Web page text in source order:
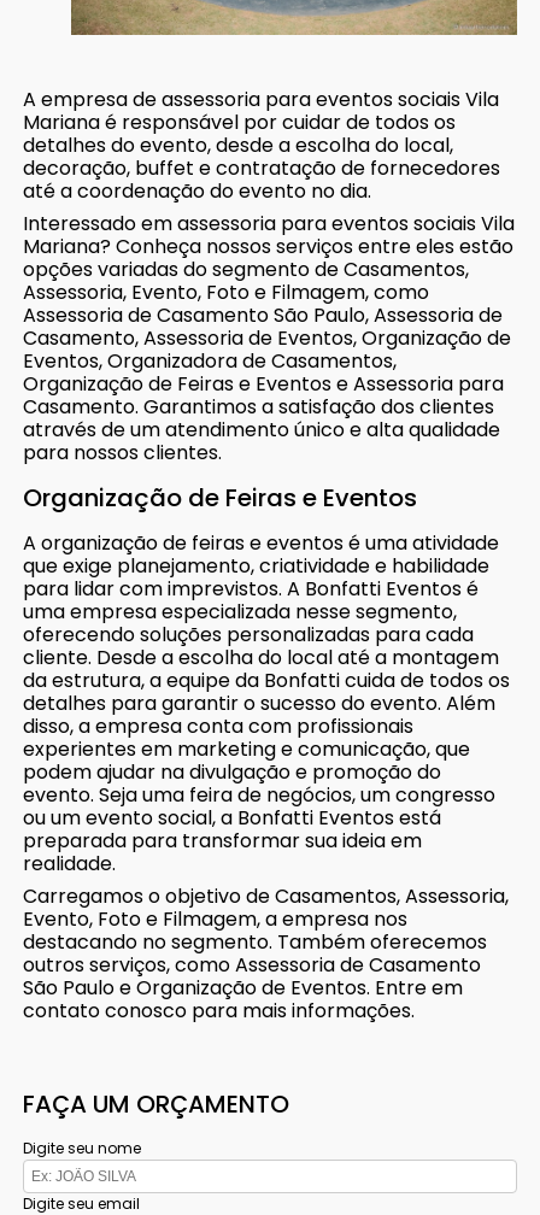
A empresa de assessoria para eventos sociais Vila
Mariana é responsável por cuidar de todos os
detalhes do evento, desde a escolha do local,
decoração, buffet e contratação de fornecedores
até a coordenação do evento no dia.
Interessado em assessoria para eventos sociais Vila
Mariana? Conheça nossos serviços entre eles estão
opções variadas do segmento de Casamentos,
Assessoria, Evento, Foto e Filmagem, como
Assessoria de Casamento São Paulo, Assessoria de
Casamento, Assessoria de Eventos, Organização de
Eventos, Organizadora de Casamentos,
Organização de Feiras e Eventos e Assessoria para
Casamento. Garantimos a satisfação dos clientes
através de um atendimento único e alta qualidade
para nossos clientes.
Organização de Feiras e Eventos
A organização de feiras e eventos é uma atividade
que exige planejamento, criatividade e habilidade
para lidar com imprevistos. A Bonfatti Eventos é
uma empresa especializada nesse segmento,
oferecendo soluções personalizadas para cada
cliente. Desde a escolha do local até a montagem
da estrutura, a equipe da Bonfatti cuida de todos os
detalhes para garantir o sucesso do evento. Além
disso, a empresa conta com profissionais
experientes em marketing e comunicação, que
podem ajudar na divulgação e promoção do
evento. Seja uma feira de negócios, um congresso
ou um evento social, a Bonfatti Eventos está
preparada para transformar sua ideia em
realidade.
Carregamos o objetivo de Casamentos, Assessoria,
Evento, Foto e Filmagem, a empresa nos
destacando no segmento. Também oferecemos
outros serviços, como Assessoria de Casamento
São Paulo e Organização de Eventos. Entre em
contato conosco para mais informações.
FAÇA UM ORÇAMENTO
Digite seu nome
Digite seu email